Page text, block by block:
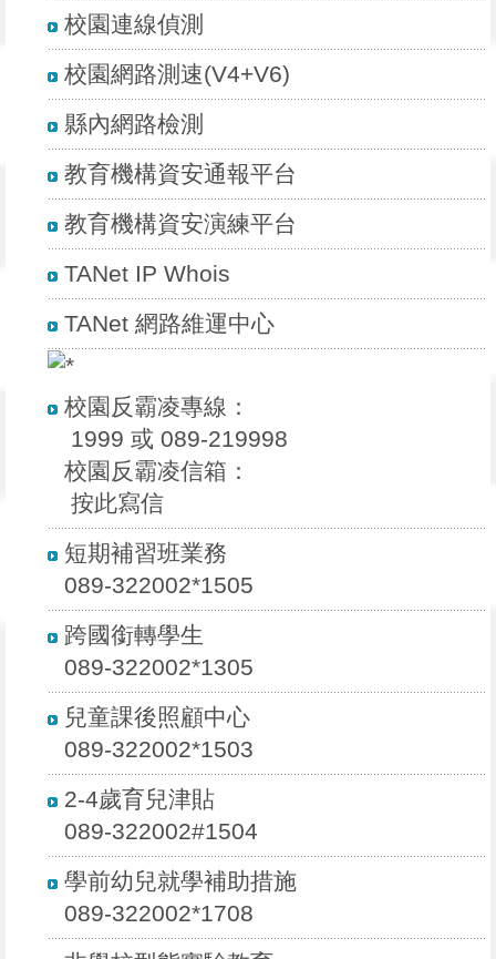
校園連線偵測
校園網路測速(V4+V6)
縣內網路檢測
教育機構資安通報平台
教育機構資安演練平台
TANet IP Whois
TANet 網路維運中心
校園反霸凌專線：
1999 或 089-219998
校園反霸凌信箱：
按此寫信
短期補習班業務
089-322002*1505
跨國銜轉學生
089-322002*1305
兒童課後照顧中心
089-322002*1503
2-4歲育兒津貼
089-322002#1504
學前幼兒就學補助措施
089-322002*1708